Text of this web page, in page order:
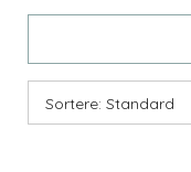
Sortere: Standard